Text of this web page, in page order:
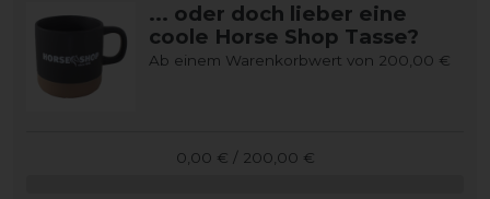
... oder doch lieber eine
coole Horse Shop Tasse?
Ab einem Warenkorbwert von 200,00 €
0,00 € / 200,00 €